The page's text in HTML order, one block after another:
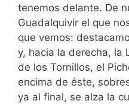
tenemos delante. De
Guadalquivir el que
que vemos:
y, hacia la derecha, la
de los Tornillos, el
encima de éste,
ya al final, se alza la